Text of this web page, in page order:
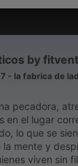
by
- la fabrica de
pecadora,
en el lugar
lo que se
mente y
viven sin